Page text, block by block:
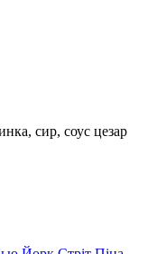
сир, соус цезар